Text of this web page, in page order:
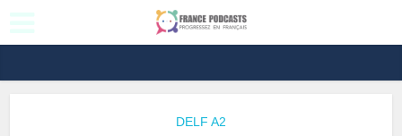
DELF A2